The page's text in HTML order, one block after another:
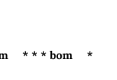
* * * bom *